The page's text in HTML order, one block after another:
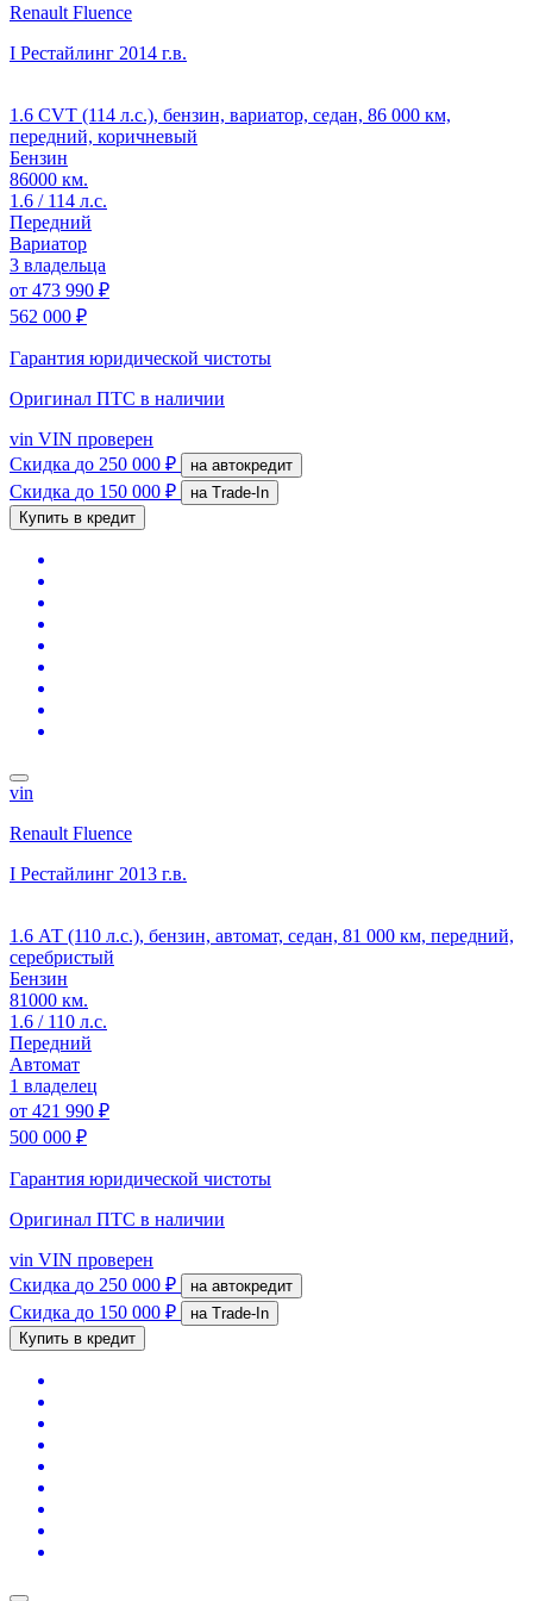
Renault Fluence
I Рестайлинг 2014 г.в.
1.6 CVT (114 л.с.), бензин, вариатор, седан, 86 000 км,
передний, коричневый
Бензин
86000 км.
1.6 / 114 л.с.
Передний
Вариатор
3 владельца
от 473 990 ₽
562 000 ₽
Гарантия юридической чистоты
Оригинал ПТС в наличии
vin VIN проверен
Скидка до 250 000 ₽ на автокредит
Скидка до 150 000 ₽
на Trade-In
Купить в кредит
vin
Renault Fluence
I Рестайлинг 2013 г.в.
1.6 АТ (110 л.с.), бензин, автомат, седан, 81 000 км, передний,
серебристый
Бензин
81000 км.
1.6 / 110 л.с.
Передний
Автомат
1 владелец
от 421 990 ₽
500 000 ₽
Гарантия юридической чистоты
Оригинал ПТС в наличии
vin VIN проверен
Скидка до 250 000 ₽ на автокредит
Скидка до 150 000 ₽
на Trade-In
Купить в кредит